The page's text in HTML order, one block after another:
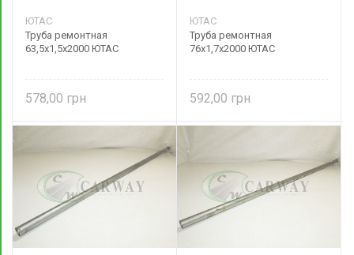
ЮТАС
Труба ремонтная
63,5х1,5х2000 ЮТАС
578,00
ЮТАС
Труба ремонтная
76х1,7х2000 ЮТАС
592,00